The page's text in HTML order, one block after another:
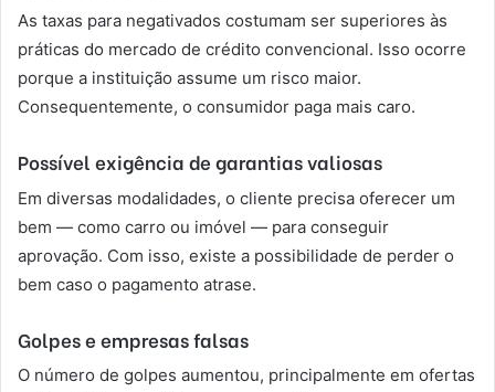
As taxas para negativados costumam ser superiores às
práticas do mercado de crédito convencional. Isso ocorre
porque a instituição assume um risco maior.
Consequentemente, o consumidor paga mais caro.
Possível exigência de garantias valiosas
Em diversas modalidades, o cliente precisa oferecer um
bem — como carro ou imóvel — para conseguir
aprovação. Com isso, existe a possibilidade de perder o
bem caso o pagamento atrase.
Golpes e empresas falsas
O número de golpes aumentou, principalmente em ofertas